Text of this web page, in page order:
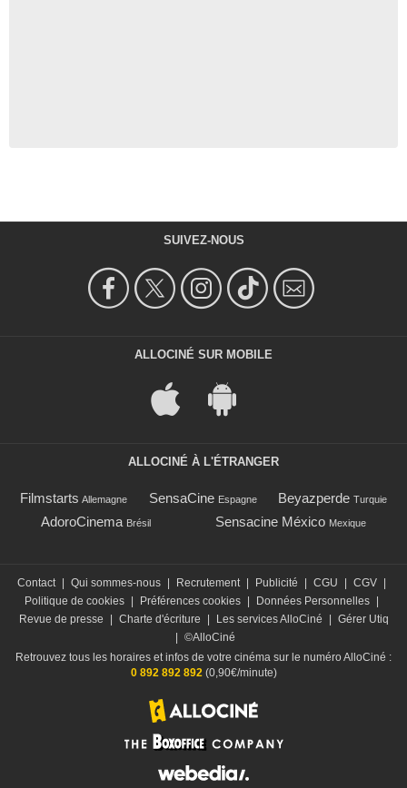
SUIVEZ-NOUS
ALLOCINÉ SUR MOBILE
ALLOCINÉ À L'ÉTRANGER
Filmstarts Allemagne SensaCine Espagne Beyazperde Turquie
AdoroCinema Brésil Sensacine México Mexique
Contact Qui sommes-nous Recrutement Publicité CGU CGV
Politique de cookies
Préférences cookies Données Personnelles
Revue de presse
Charte d'écriture Les services AlloCiné
Gérer Utiq
©AlloCiné
Retrouvez tous les horaires et infos de votre cinéma sur le numéro AlloCiné :
0 892 892 892(0,90€/minute)